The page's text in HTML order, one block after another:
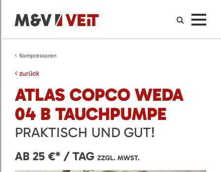
Kompressoren
zurück
ATLAS COPCO WEDA
04 B TAUCHPUMPE
PRAKTISCH UND GUT!
AB 25 €* / TAG ZZGL. MWST.